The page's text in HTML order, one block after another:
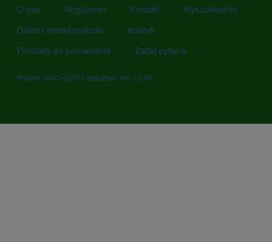
O nas Regulamin Kontakt
Wyszukiwanie
Ostatni model pojazdu
Koszyk
Produkty do porównania
Zadaj pytanie
Projekt: NIKO ©2017 dataWeb ver. 1.0.84